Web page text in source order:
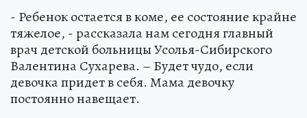
- Ребенок остается в коме, ее состояние крайне
тяжелое, - рассказала нам сегодня главный
врач детской больницы Усолья-Сибирского
Валентина Сухарева. – Будет чудо, если
девочка придет в себя. Мама девочку
постоянно навещает.